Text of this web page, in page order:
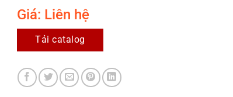
Giá: Liên hệ
Tải catalog